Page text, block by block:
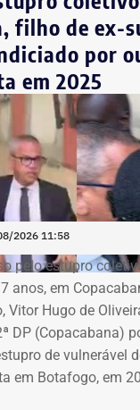
que a multa seja
acordo com o
de dados.
o município
dos conteúdos
das contas
continuamente
idênticas das
obrigar os
por pelo
que a prefeitura
informações
não foi
por dano
filho de ex-
por
em 2025
2026 11:58
pelo estupro
anos, em
Vitor Hugo de
DP (Copacabana)
de vulnerável
em Botafogo, em